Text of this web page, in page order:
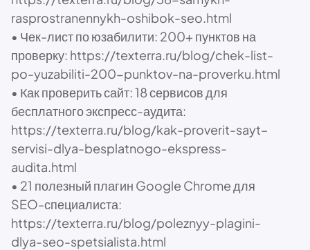
rasprostranennykh-oshibok-seo.html
• Чек-лист по юзабилити: 200+ пунктов на
проверку: https://texterra.ru/blog/chek-list-
po-yuzabiliti-200-punktov-na-proverku.html
• Как проверить сайт: 18 сервисов для
бесплатного экспресс-аудита:
https://texterra.ru/blog/kak-proverit-sayt–
servisi-dlya-besplatnogo-ekspress-
audita.html
• 21 полезный плагин Google Chrome для
SEO-специалиста:
https://texterra.ru/blog/poleznyy-plagini-
dlya-seo-spetsialista.html